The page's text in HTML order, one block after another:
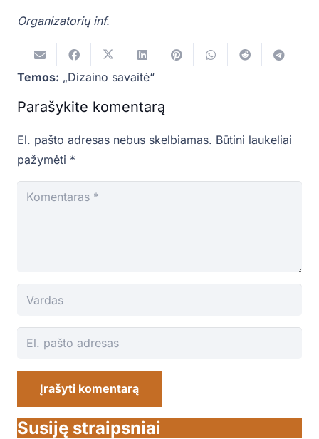
Organizatorių inf.
Temos: „Dizaino savaitė“
Parašykite komentarą
El. pašto adresas nebus skelbiamas. Būtini laukeliai
pažymėti *
Įrašyti komentarą
Susiję straipsniai